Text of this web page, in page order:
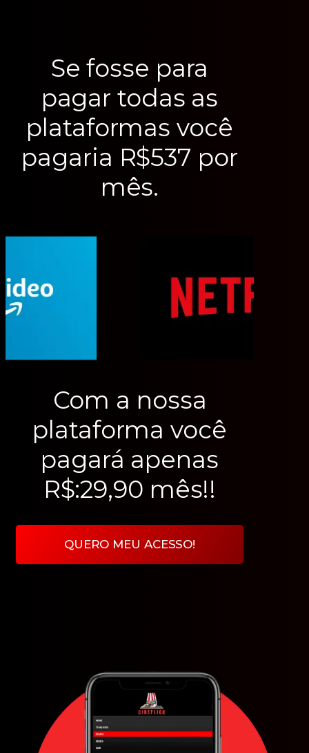
Se fosse para
pagar todas as
plataformas você
pagaria R$537 por
mês.
Com a nossa
plataforma você
pagará apenas
R$:29,90 mês!!
QUERO MEU ACESSO!